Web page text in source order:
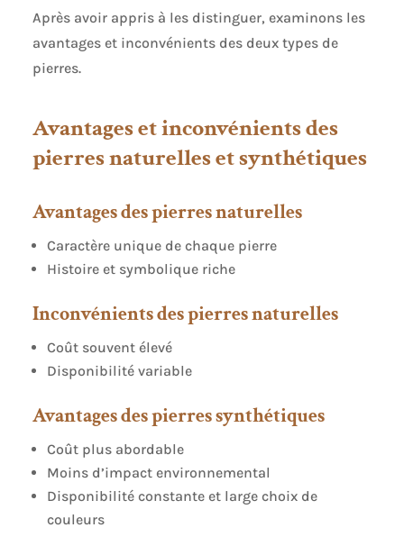
Après avoir appris à les distinguer, examinons les
avantages et inconvénients des deux types de
pierres.
Avantages et inconvénients des
pierres naturelles et synthétiques
Avantages des pierres naturelles
Caractère unique de chaque pierre
Histoire et symbolique riche
Inconvénients des pierres naturelles
Coût souvent élevé
Disponibilité variable
Avantages des pierres synthétiques
Coût plus abordable
Moins d’impact environnemental
Disponibilité constante et large choix de
couleurs